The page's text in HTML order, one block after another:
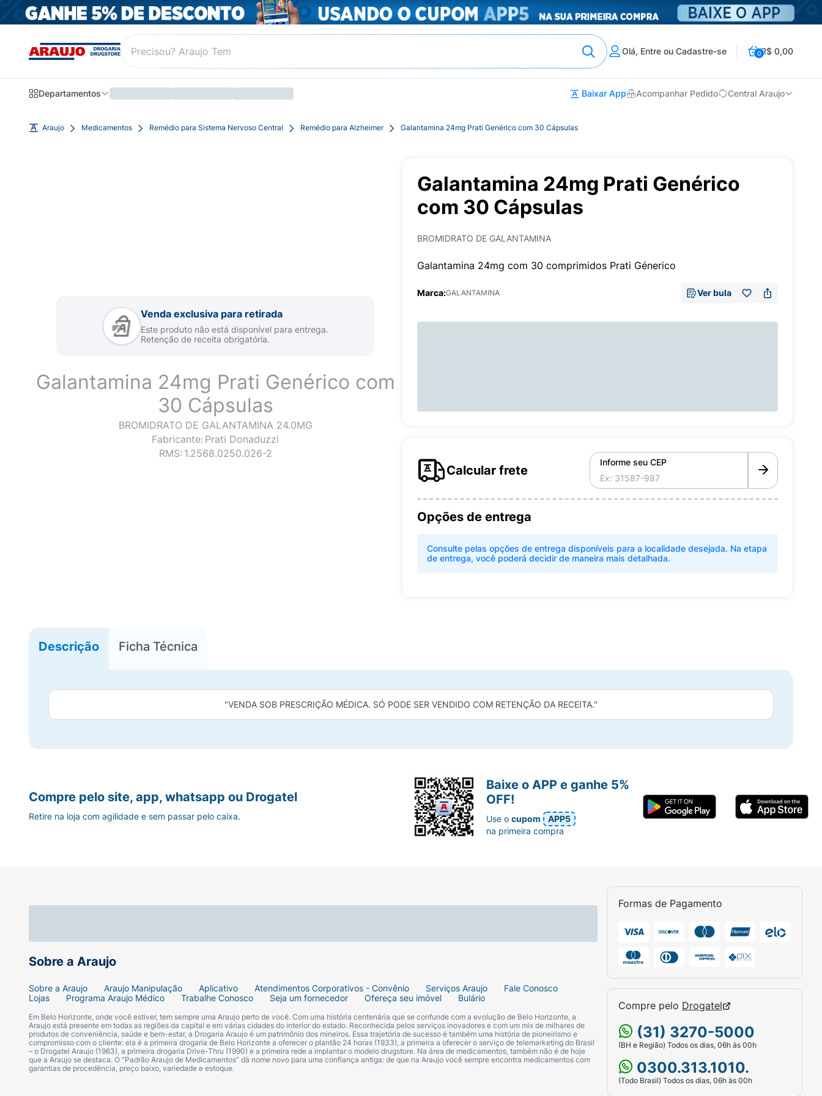
Olá, Entre ou Cadastre-se 0R$ 0,00
Departamentos Baixar App Acompanhar Pedido Central Araujo
Araujo Medicamentos Remédio para Sistema Nervoso Central Remédio para Alzheimer Galantamina 24mg Prati Genérico com 30 Cápsulas
Venda exclusiva para retirada
Este produto não está disponível para entrega.
Retenção de receita obrigatória.
Galantamina 24mg Prati Genérico com
30 Cápsulas
BROMIDRATO DE GALANTAMINA 24.0MG
Fabricante: Prati Donaduzzi
RMS: 1.2568.0250.026-2
Galantamina 24mg Prati Genérico
com 30 Cápsulas
BROMIDRATO DE GALANTAMINA
Galantamina 24mg com 30 comprimidos Prati Génerico
Marca:GALANTAMINA Ver bula
Calcular frete
Informe seu CEP
Opções de entrega
Consulte pelas opções de entrega disponíveis para a localidade desejada. Na etapa
de entrega, você poderá decidir de maneira mais detalhada.
Descrição Ficha Técnica
"VENDA SOB PRESCRIÇÃO MÉDICA. SÓ PODE SER VENDIDO COM RETENÇÃO DA RECEITA."
Sobre a Araujo
Sobre a Araujo Araujo Manipulação Aplicativo Atendimentos Corporativos - Convênio Serviços Araujo
Fale Conosco
Lojas
Programa Araujo Médico Trabalhe Conosco Seja um fornecedor Ofereça seu imóvel Bulário
Em Belo Horizonte, onde você estiver, tem sempre uma Araujo perto de você. Com uma história centenária que se confunde com a evolução de Belo Horizonte, a
Araujo está presente em todas as regiões da capital e em várias cidades do interior do estado. Reconhecida pelos serviços inovadores e com um mix de milhares de
produtos de conveniência, saúde e bem-estar, a Drogaria Araujo é um patrimônio dos mineiros. Essa trajetória de sucesso é também uma história de pioneirismo e
compromisso com o cliente: ela é a primeira drogaria de Belo Horizonte a oferecer o plantão 24 horas (1933), a primeira a oferecer o serviço de telemarketing do Brasil
– o Drogatel Araujo (1963), a primeira drogaria Drive-Thru (1990) e a primeira rede a implantar o modelo drugstore. Na área de medicamentos, também não é de hoje
que a Araujo se destaca. O “Padrão Araujo de Medicamentos” dá nome novo para uma confiança antiga: de que na Araujo você sempre encontra medicamentos com
garantias de procedência, preço baixo, variedade e estoque.
Formas de Pagamento
Compre pelo Drogatel
(31) 3270-5000
(BH e Região) Todos os dias, 06h às 00h
0300.313.1010.
(Todo Brasil) Todos os dias, 06h às 00h
Compre pelo site, app, whatsapp ou Drogatel
Retire na loja com agilidade e sem passar pelo caixa.
Baixe o APP e ganhe 5%
OFF!
Use ocupom
APP5
na primeira compra